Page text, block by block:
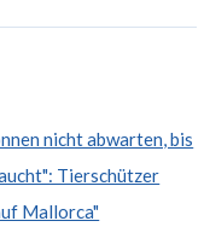
nicht abwarten, bis
Tierschützer
Mallorca"